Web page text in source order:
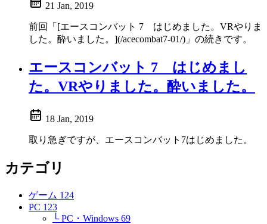
21 Jan, 2019
前回「[エースコンバット 7 はじめました。VRやりま
した。酔いました。](/acecombat7-01/)」の続きです。
エースコンバット 7 はじめまし
た。VRやりました。酔いました。
18 Jan, 2019
取り急ぎですが、エースコンバット7はじめました。
カテゴリ
ゲーム 124
PC 123
└ PC・Windows 69